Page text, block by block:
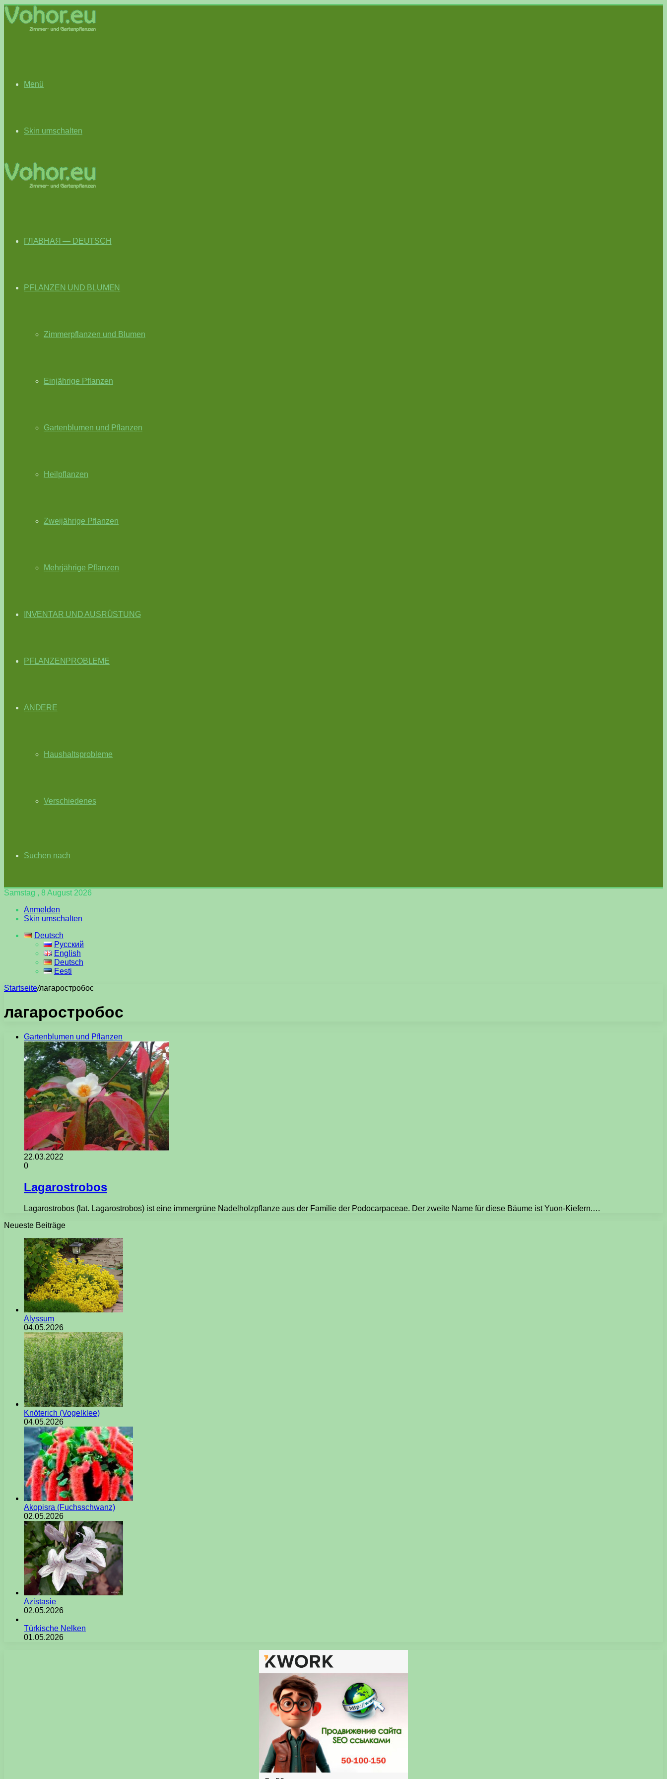
Menü
Skin umschalten
ГЛАВНАЯ — DEUTSCH
PFLANZEN UND BLUMEN
Zimmerpflanzen und Blumen
Einjährige Pflanzen
Gartenblumen und Pflanzen
Heilpflanzen
Zweijährige Pflanzen
Mehrjährige Pflanzen
INVENTAR UND AUSRÜSTUNG
PFLANZENPROBLEME
ANDERE
Haushaltsprobleme
Verschiedenes
Suchen nach
Samstag , 8 August 2026
Anmelden
Skin umschalten
Deutsch
Русский
English
Deutsch
Eesti
Startseite/лагаростробос
лагаростробос
Gartenblumen und Pflanzen
22.03.2022
0
Lagarostrobos
Lagarostrobos (lat. Lagarostrobos) ist eine immergrüne Nadelholzpflanze aus der Familie der Podocarpaceae. Der zweite Name für diese Bäume ist Yuon-Kiefern.…
Neueste Beiträge
Alyssum
04.05.2026
Knöterich (Vogelklee)
04.05.2026
Akopisra (Fuchsschwanz)
02.05.2026
Azistasie
02.05.2026
Türkische Nelken
01.05.2026